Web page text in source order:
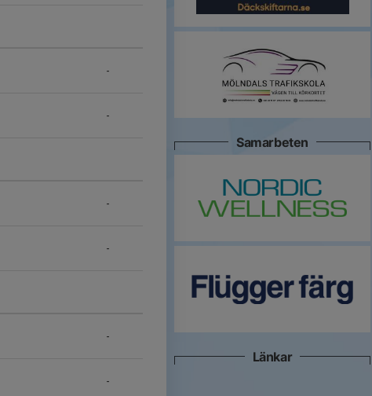
-
-
-
-
-
-
Samarbeten
Länkar